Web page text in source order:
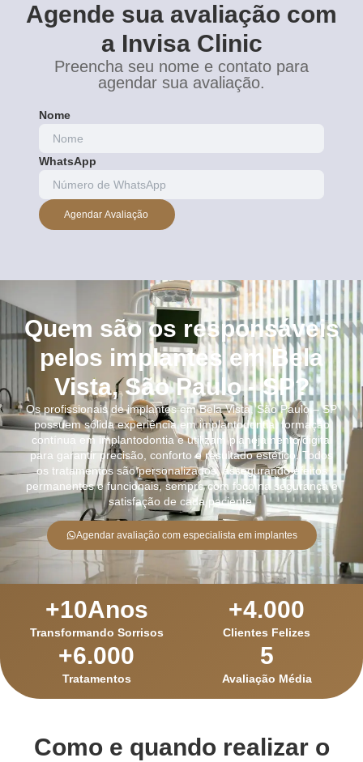
Agende sua avaliação com
a Invisa Clinic
Preencha seu nome e contato para
agendar sua avaliação.
Nome
WhatsApp
Agendar Avaliação
Quem são os responsáveis
pelos implantes em Bela
Vista, São Paulo - SP?
Os profissionais de implantes em Bela Vista, São Paulo – SP
possuem sólida experiência em implantodontia, formação
contínua em implantodontia e utilizam planejamento digital
para garantir precisão, conforto e resultado estético. Todos
os tratamentos são personalizados, assegurando efeitos
permanentes e funcionais, sempre com foco na segurança e
satisfação de cada paciente.
Agendar avaliação com especialista em implantes
Transformando Sorrisos
+10Anos
Clientes Felizes
+4.000
Tratamentos
+6.000
Avaliação Média
5
Como e quando realizar o